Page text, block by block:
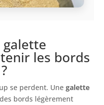
les bords
se perdent. Une galette
bords légèrement